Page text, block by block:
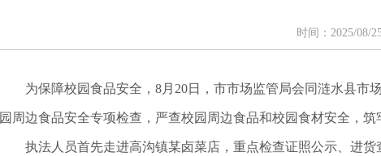
时间：
为保障校园食品安全，8月20日，市市场监管局会同涟水县
园周边食品安全专项检查，严查校园周边食品和校园食材安全，筑
执法人员首先走进高沟镇某卤菜店，重点检查证照公示、进